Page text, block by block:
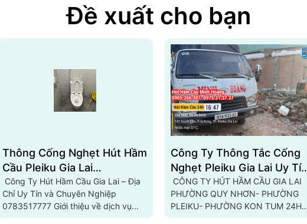
Đề xuất cho bạn
Thông Cống Nghẹt Hút Hầm
Cầu Pleiku Gia Lai
0783517777
Công Ty Hút Hầm Cầu Gia Lai – Địa
Chỉ Uy Tín và Chuyên Nghiệp
0783517777 Giới thiệu về dịch vụ...
Công Ty Thông Tắc Cống
Nghẹt Pleiku Gia Lai Uy Tín
Số 1 Hiện Nay 0905306307
CÔNG TY HÚT HẦM CẦU GIA LAI
PHƯỜNG QUY NHƠN- PHƯỜNG
PLEIKU- PHƯỜNG KON TUM 24H
GIÁ RẺ 09053063...